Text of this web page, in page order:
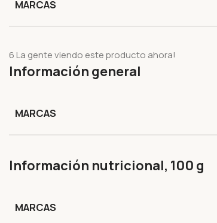
MARCAS
6 La gente viendo este producto ahora!
Información general
MARCAS
Información nutricional, 100 g
MARCAS